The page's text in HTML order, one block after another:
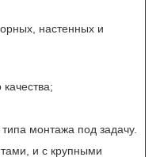
настенных и
монтажа под задачу.
и с крупными